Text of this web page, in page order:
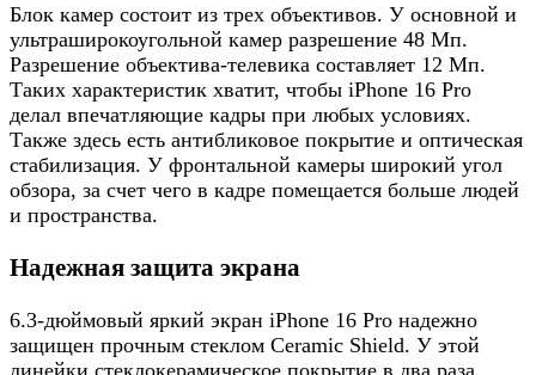
Блок камер состоит из трех объективов. У основной и
ультраширокоугольной камер разрешение 48 Мп.
Разрешение объектива-телевика составляет 12 Мп.
Таких характеристик хватит, чтобы iPhone 16 Pro
делал впечатляющие кадры при любых условиях.
Также здесь есть антибликовое покрытие и оптическая
стабилизация. У фронтальной камеры широкий угол
обзора, за счет чего в кадре помещается больше людей
и пространства.
Надежная защита экрана
6.3-дюймовый яркий экран iPhone 16 Pro надежно
защищен прочным стеклом Ceramic Shield. У этой
линейки стеклокерамическое покрытие в два раза